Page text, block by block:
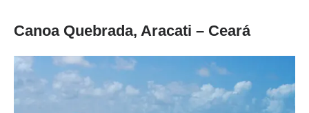
Canoa Quebrada, Aracati – Ceará